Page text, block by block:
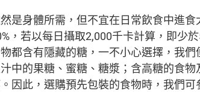
是身體所需，但不宜在日常飲食中進食
，若以每日攝取2,000千卡計算，即少
都含有隱藏的糖，一不小心選擇，我
中的果糖、蜜糖、糖漿；含高糖的食
因此，選購預先包裝的食物時，我們